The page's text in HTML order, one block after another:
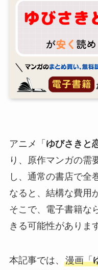
アニメ「 ゆびさきと
り、原作マンガの需
し、通常の書店で全
なると、結構な費用
そこで、電子書籍な
きる可能性がありま
本記事では、 漫画「